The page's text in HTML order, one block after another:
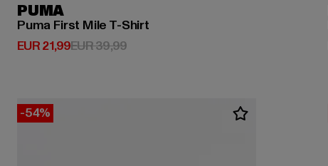
PUMA
Puma First Mile T-Shirt
EUR 21,99
Derzeitiger Preis: EUR 21,99
EUR 39,99Aktionspreis: EUR 39,99
-54%